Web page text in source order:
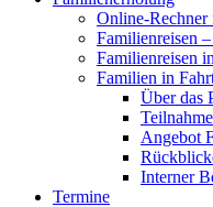
Online-Rechner
Familienreisen
Familienreisen
Familien in
Über das
Teilnahme
Angebot
Interner
Termine